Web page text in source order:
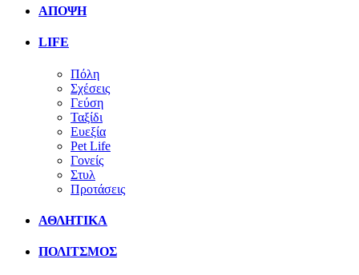
ΑΠΟΨΗ
LIFE
Πόλη
Σχέσεις
Γεύση
Ταξίδι
Ευεξία
Pet Life
Γονείς
Στυλ
Προτάσεις
ΑΘΛΗΤΙΚΑ
ΠΟΛΙΤΣΜΟΣ